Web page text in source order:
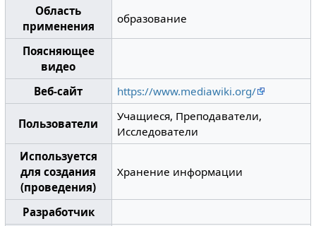
Область
применения
образование
Поясняющее
видео
Веб-сайт
https://www.mediawiki.org/
Пользователи
Учащиеся, Преподаватели,
Исследователи
Используется
для создания
(проведения)
Хранение информации
Разработчик